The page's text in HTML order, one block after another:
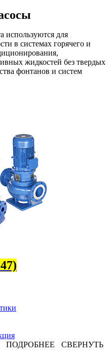
используются для
в системах горячего и
жидкостей без твердых
фонтанов и систем
ПОДРОБНЕЕ
СВЕРНУТЬ